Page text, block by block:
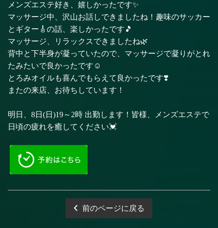
メンズエステ好き、嬉しかったです✨
マッサージ中、沢山お話しできましたね！趣味のサッカー
とギター🎸の話、楽しかったです🎵
マッサージ、リラックスできましたね🌿
背中と下半身が凝っていたので、マッサージで凝りがとれ
たみたいで良かったです☺️
とろみオイルも喜んでもらえて良かったです❣️
またの来店、お待ちしています！
明日、8日(日)19～2時 出勤します！皆様、メンズエステで
日頃の疲れを癒してください💓
前のページに戻る